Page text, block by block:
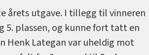
årets utgave. I tillegg til vinneren
5. plassen, og kunne fort tatt en
Henk Lategan var uheldig mot